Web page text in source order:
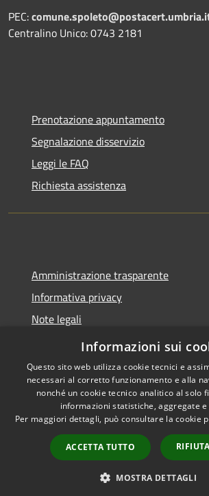
PEC:
Centralino Unico: 0743 2181
Prenotazione appuntamento
Segnalazione disservizio
Leggi le FAQ
Richiesta assistenza
Amministrazione trasparente
Informativa privacy
Note legali
Dichiarazione di accessibilità
Accessibilità
Copyright
Informazioni sui
Questo sito web utilizza cookie tecnici e
necessari al corretto funzionamento e alla
nonché un cookie tecnico analitico al solo
informazioni statistiche, aggregate
Per maggiori dettagli, può consultare la cookie
ACCETTA TUTTO
MOSTRA DETTAGLI